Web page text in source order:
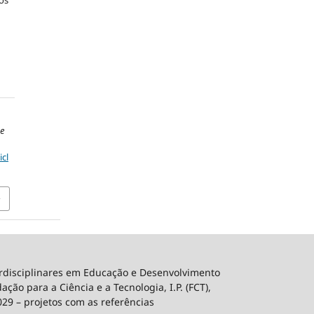
em Educação e Desenvolvimento
para a Ciência e a Tecnologia, I.P. (FCT),
– projetos com as referências